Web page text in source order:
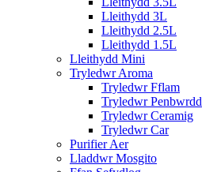
Lleithydd 3L
Lleithydd 2.5L
Lleithydd 1.5L
Lleithydd Mini
Tryledwr Aroma
Tryledwr Fflam
Tryledwr Penbwrdd
Tryledwr Ceramig
Tryledwr Car
Purifier Aer
Lladdwr Mosgito